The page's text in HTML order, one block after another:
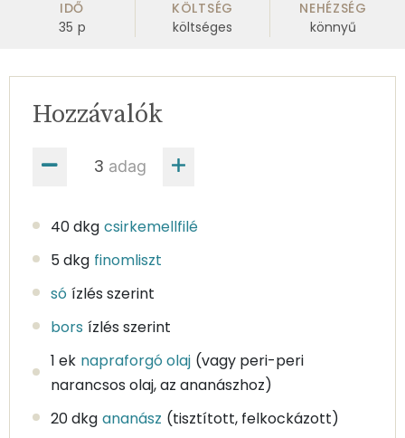
IDŐ
35 p
KÖLTSÉG
költséges
NEHÉZSÉG
könnyű
adag
Hozzávalók
40 dkg csirkemellfilé
5 dkg finomliszt
só ízlés szerint
bors ízlés szerint
1 ek napraforgó olaj (vagy peri-peri
narancsos olaj, az ananászhoz)
20 dkg ananász (tisztított, felkockázott)